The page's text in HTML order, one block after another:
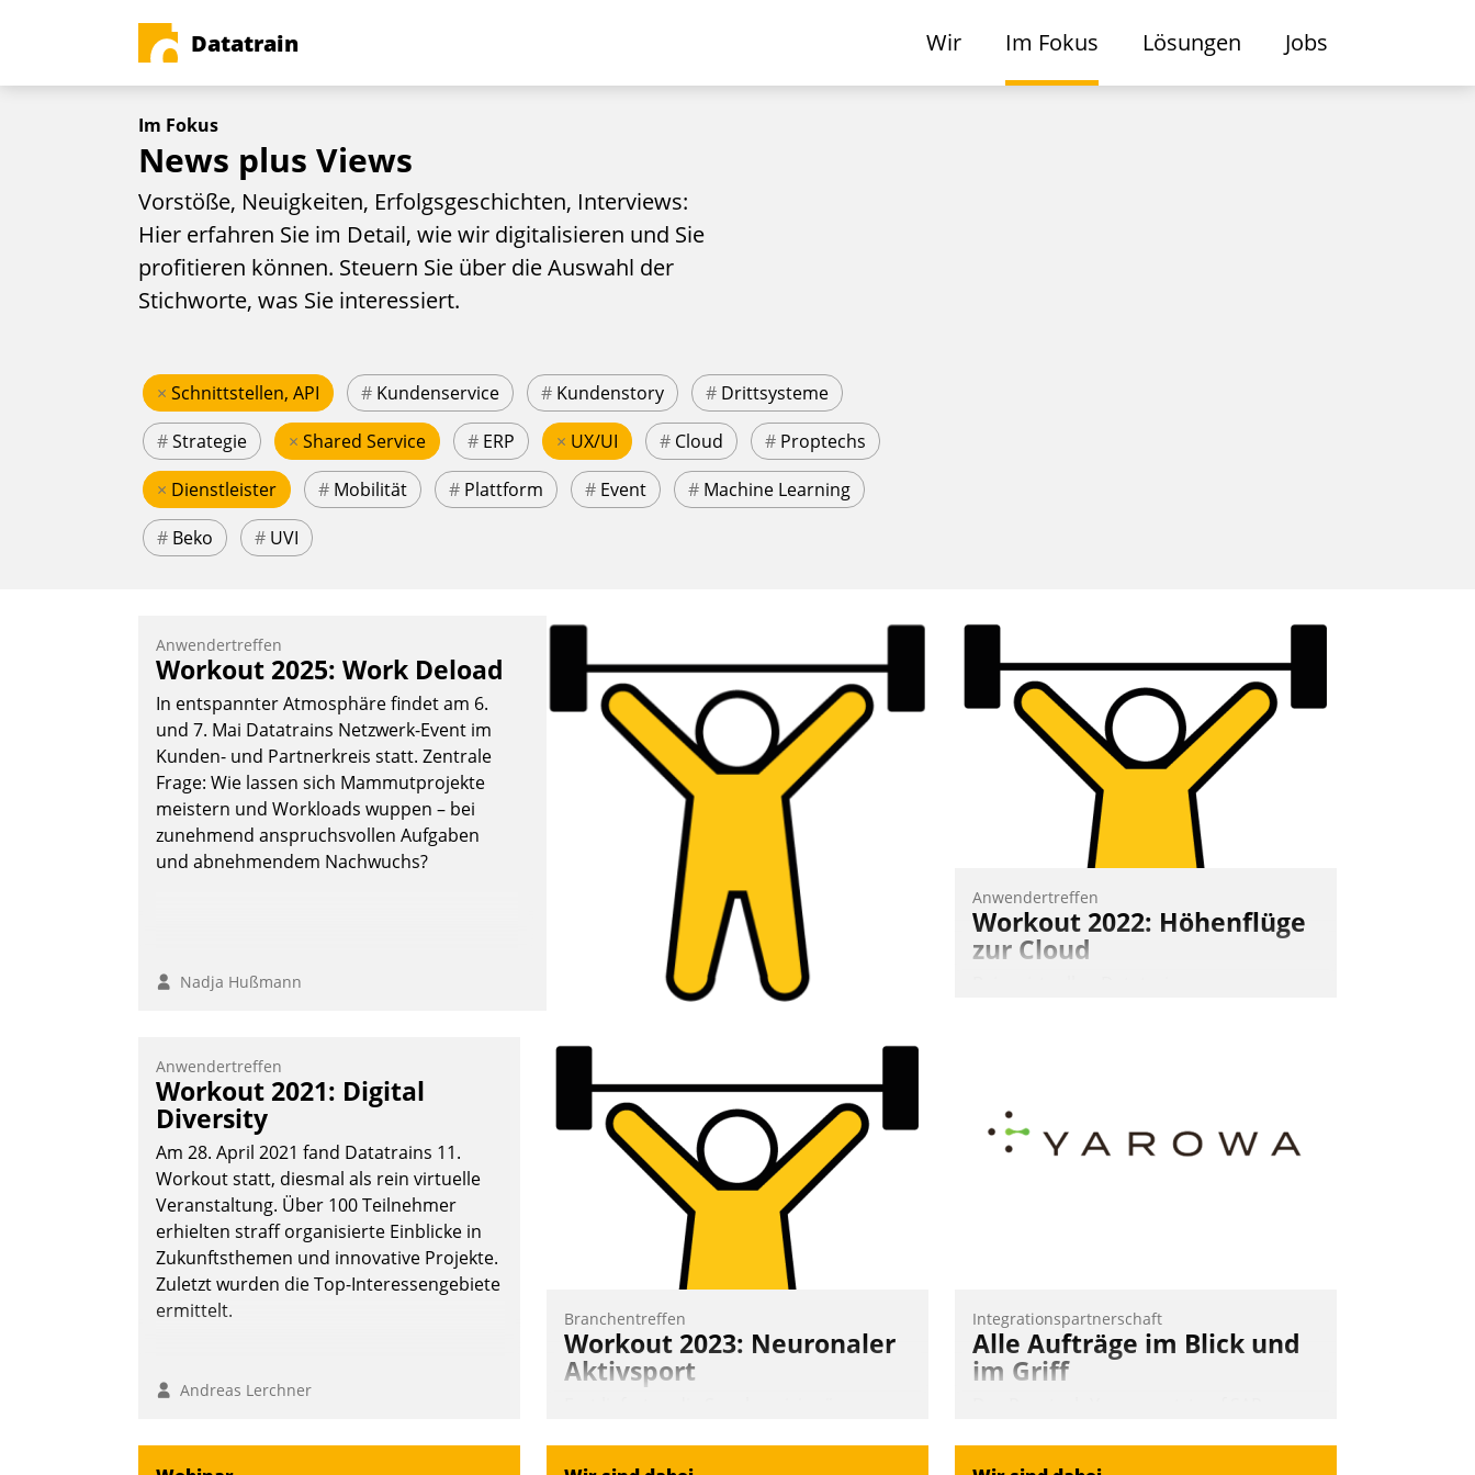
Datatrain Wir Im Fokus Lösungen Jobs
Im Fokus
News plus Views
Vorstöße, Neuigkeiten, Erfolgsgeschichten, Interviews:
Hier erfahren Sie im Detail, wie wir digitalisieren und Sie
profitieren können. Steuern Sie über die Auswahl der
Stichworte, was Sie interessiert.
× Schnittstellen, API # Kundenservice # Kundenstory # Drittsysteme
#Strategie × Shared Service # ERP × UX/UI # Cloud # Proptechs
× Dienstleister # Mobilität # Plattform # Event # Machine Learning
# Beko # UVI
Anwendertreffen
Workout 2025: Work Deload
In entspannter Atmosphäre findet am 6.
und 7. Mai Datatrains Netzwerk-Event im
Kunden- und Partnerkreis statt. Zentrale
Frage: Wie lassen sich Mammutprojekte
meistern und Workloads wuppen – bei
zunehmend anspruchsvollen Aufgaben
und abnehmendem Nachwuchs?
Nadja Hußmann
Anwendertreffen
Workout 2022: Höhenflüge
zur Cloud
Lösungen mit hohem Zukunftspotenzial.
Anwendertreffen
Workout 2021: Digital
Diversity
Am 28. April 2021 fand Datatrains 11.
Workout statt, diesmal als rein virtuelle
Veranstaltung. Über 100 Teilnehmer
erhielten straff organisierte Einblicke in
Zukunftsthemen und innovative Projekte.
Zuletzt wurden die Top-Interessengebiete
ermittelt.
Andreas Lerchner
Branchentreffen
Workout 2023: Neuronaler
Aktivsport
Integrationspartnerschaft
Alle Aufträge im Blick und
im Griff